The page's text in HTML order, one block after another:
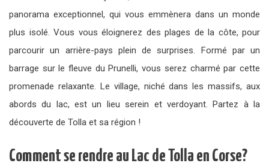
panorama exceptionnel, qui vous emmènera dans un monde
plus isolé. Vous vous éloignerez des plages de la côte, pour
parcourir un arrière-pays plein de surprises. Formé par un
barrage sur le fleuve du Prunelli, vous serez charmé par cette
promenade relaxante. Le village, niché dans les massifs, aux
abords du lac, est un lieu serein et verdoyant. Partez à la
découverte de Tolla et sa région !
Comment se rendre au Lac de Tolla en Corse?